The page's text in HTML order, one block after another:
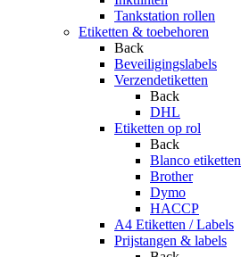
Tankstation rollen
Etiketten & toebehoren
Back
Beveiligingslabels
Verzendetiketten
Back
DHL
Etiketten op rol
Back
Blanco etiketten
Brother
Dymo
HACCP
A4 Etiketten / Labels
Prijstangen & labels